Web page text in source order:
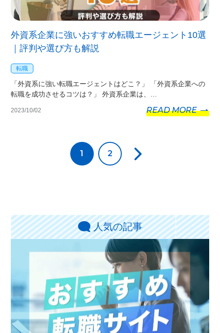
外資系企業に強いおすすめ転職エージェント10選
｜評判や選び方も解説
転職
「外資系に強い転職エージェントはどこ？」 「外資系企業への
転職を成功させるコツは？」 外資系企業は、…
2023/10/02 READ MORE
1 2
人気の記事